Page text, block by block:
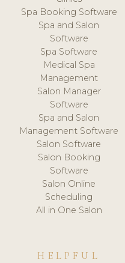
Spa Booking Software
Spa and Salon
Software
Spa Software
Medical Spa
Management
Salon Manager
Software
Spa and Salon
Management Software
Salon Software
Salon Booking
Software
Salon Online
Scheduling
All in One Salon
HELPFUL